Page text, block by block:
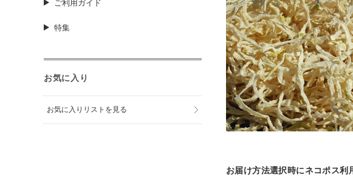
お届け方法選択時にネコポス
ご利用ガイド
特集
お気に入り
お気に入りリストを見る